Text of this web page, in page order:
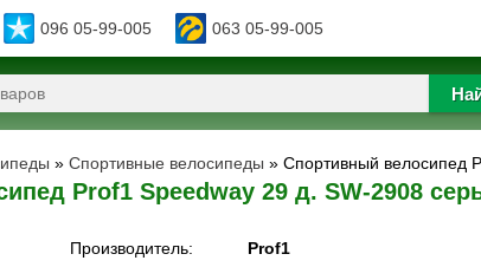
096 05-99-005 063 05-99-005
»Спортивные велосипеды » Спортивный велосипед
Prof1 Speedway 29 д. SW-2908
Производитель: Prof1